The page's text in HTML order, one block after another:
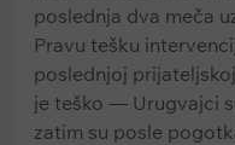
poslednja dva meča
Pravu tešku
poslednjoj
je teško — Urugvajci
zatim su posle